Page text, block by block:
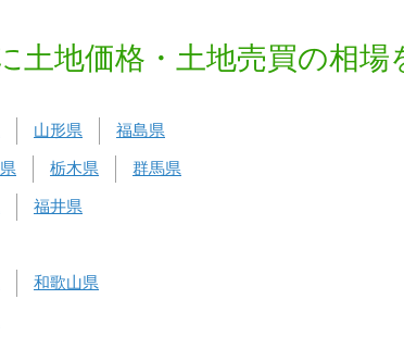
土地価格・土地売買の相場
山形県 福島県
栃木県 群馬県
福井県
和歌山県